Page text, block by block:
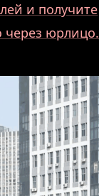
и получите
через юрлицо.